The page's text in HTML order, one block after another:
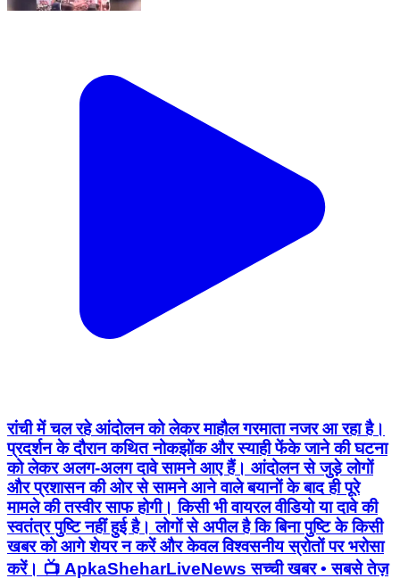
रांची में चल रहे आंदोलन को लेकर माहौल गरमाता नजर आ रहा है।
प्रदर्शन के दौरान कथित नोकझोंक और स्याही फेंके जाने की घटना
को लेकर अलग-अलग दावे सामने आए हैं। आंदोलन से जुड़े लोगों
और प्रशासन की ओर से सामने आने वाले बयानों के बाद ही पूरे
मामले की तस्वीर साफ होगी। किसी भी वायरल वीडियो या दावे की
स्वतंत्र पुष्टि नहीं हुई है। लोगों से अपील है कि बिना पुष्टि के किसी
खबर को आगे शेयर न करें और केवल विश्वसनीय स्रोतों पर भरोसा
करें। 📺 ApkaSheharLiveNews सच्ची खबर • सबसे तेज़